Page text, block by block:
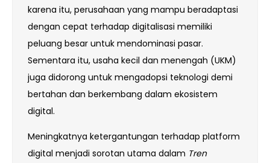
karena itu, perusahaan yang mampu beradaptasi
dengan cepat terhadap digitalisasi memiliki
peluang besar untuk mendominasi pasar.
Sementara itu, usaha kecil dan menengah (UKM)
juga didorong untuk mengadopsi teknologi demi
bertahan dan berkembang dalam ekosistem
digital.
Meningkatnya ketergantungan terhadap platform
digital menjadi sorotan utama dalam Tren